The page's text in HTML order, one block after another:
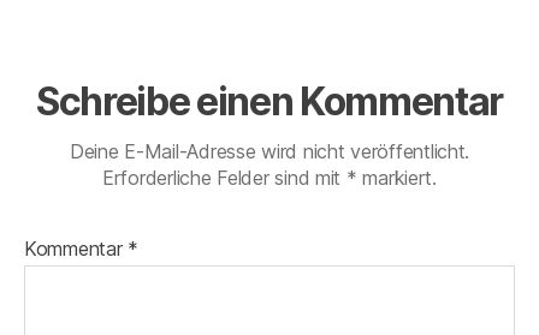
Schreibe einen Kommentar
Deine E-Mail-Adresse wird nicht veröffentlicht.
Erforderliche Felder sind mit * markiert.
Kommentar *